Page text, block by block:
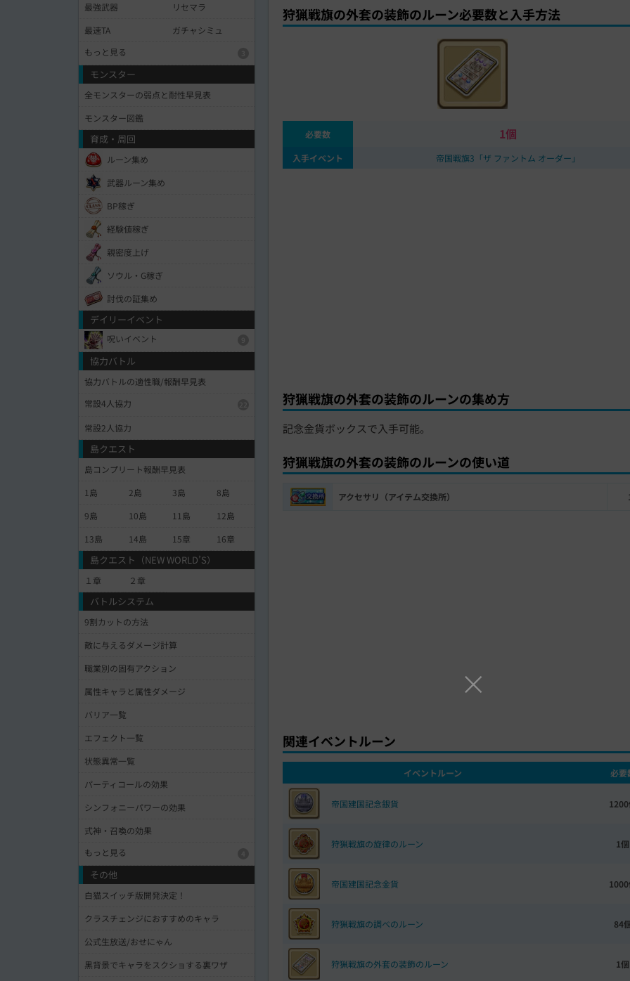
狩猟戦旗の外套の装飾のルーン必要数と入手方法
必要数 1個
入手イベント 帝国戦旗3「ザ ファントム オーダー」
狩猟戦旗の外套の装飾のルーンの集め方
記念金貨ボックスで入手可能。
狩猟戦旗の外套の装飾のルーンの使い道
アクセサリ（アイテム交換所）
関連イベントルーン
イベントルーン 必要
帝国建国記念銀貨
狩猟戦旗の旋律のルーン 1個
帝国建国記念金貨
狩猟戦旗の調べのルーン 84
狩猟戦旗の外套の装飾のルーン 1個
最強武器
リセマラ
最速TA
ガチャシミュ
もっと見る
モンスター
全モンスターの弱点と耐性早見表
モンスター図鑑
育成・周回
ルーン集め
武器ルーン集め
BP稼ぎ
経験値稼ぎ
親密度上げ
ソウル・G稼ぎ
討伐の証集め
デイリーイベント
呪いイベント
協力バトル
協力バトルの適性職/報酬早見表
常設4人協力
常設2人協力
島クエスト
島コンプリート報酬早見表
1島
2島 3島
8島
9島
10島 11島
12島
13島
14島 15章 16章
島クエスト（NEW WORLD’S）
１章 ２章
バトルシステム
9割カットの方法
敵に与えるダメージ計算
職業別の固有アクション
属性キャラと属性ダメージ
バリア一覧
エフェクト一覧
状態異常一覧
パーティコールの効果
シンフォニーパワーの効果
式神・召喚の効果
もっと見る
その他
白猫スイッチ版開発決定！
クラスチェンジにおすすめのキャラ
公式生放送/おせにゃん
黒背景でキャラをスクショする裏ワザ